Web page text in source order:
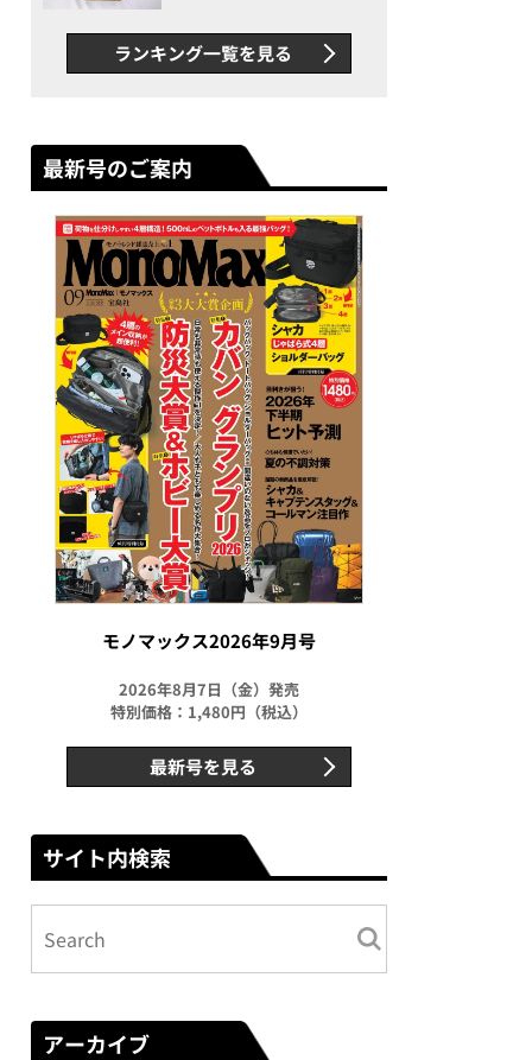
録…ほか【休日バッグの人気
記事ランキングベスト3】
（2026年6月版）
ランキング一覧を見る
最新号のご案内
モノマックス2026年9月号
2026年8月7日（金）発売
特別価格：1,480円（税込）
最新号を見る
サイト内検索
アーカイブ